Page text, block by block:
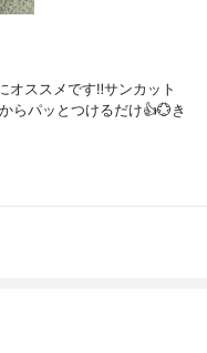
オススメです‼️サンカット
らパッとつけるだけ👍️💮き